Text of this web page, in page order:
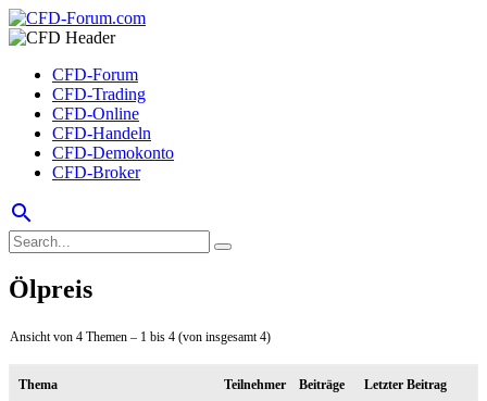
CFD-Forum
CFD-Trading
CFD-Online
CFD-Handeln
CFD-Demokonto
CFD-Broker
search
Ölpreis
Ansicht von 4 Themen – 1 bis 4 (von insgesamt 4)
Thema Teilnehmer Beiträge Letzter Beitrag